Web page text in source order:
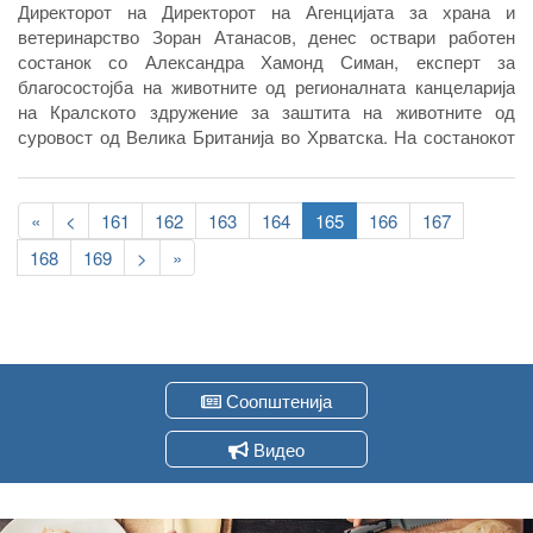
Директорот на Директорот на Агенцијата за храна и
ветеринарство Зоран Атанасов, денес оствари работен
состанок со Александра Хамонд Симан, експерт за
благосостојба на животните од регионалната канцеларија
на Кралското здружение за заштита на животните од
суровост од Велика Британија во Хрватска. На состанокот
кучињата за која се одржува неделава, а прецизирани беа и
деталите за продолжување на соработката на Агенцијата
со ова здружение.
Pagination
First
page
«
Previous
page
< Page
161 Page
162 Page
163 Page
164
Current
page
165 Page
166 Page
167
Page
168 Page
169
Следна
страна
>
Last
page
»
Соопштенија
Видео